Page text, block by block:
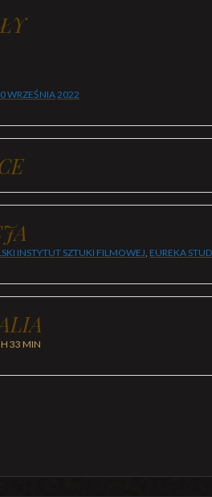
WRZEŚNIA2022
INSTYTUT SZTUKI FILMOWEJ, EUREKA
H 33 MIN